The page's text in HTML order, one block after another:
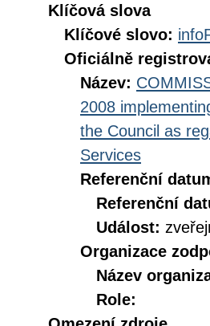
Klíčová slova
Klíčové slovo:
Oficiálně
Název:
2008
the Council as
Services
Referenční
Referenční
Událost:
Organizace
Název
Role: